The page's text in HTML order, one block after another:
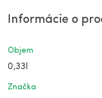
Informácie o
Objem
0,33l
Značka